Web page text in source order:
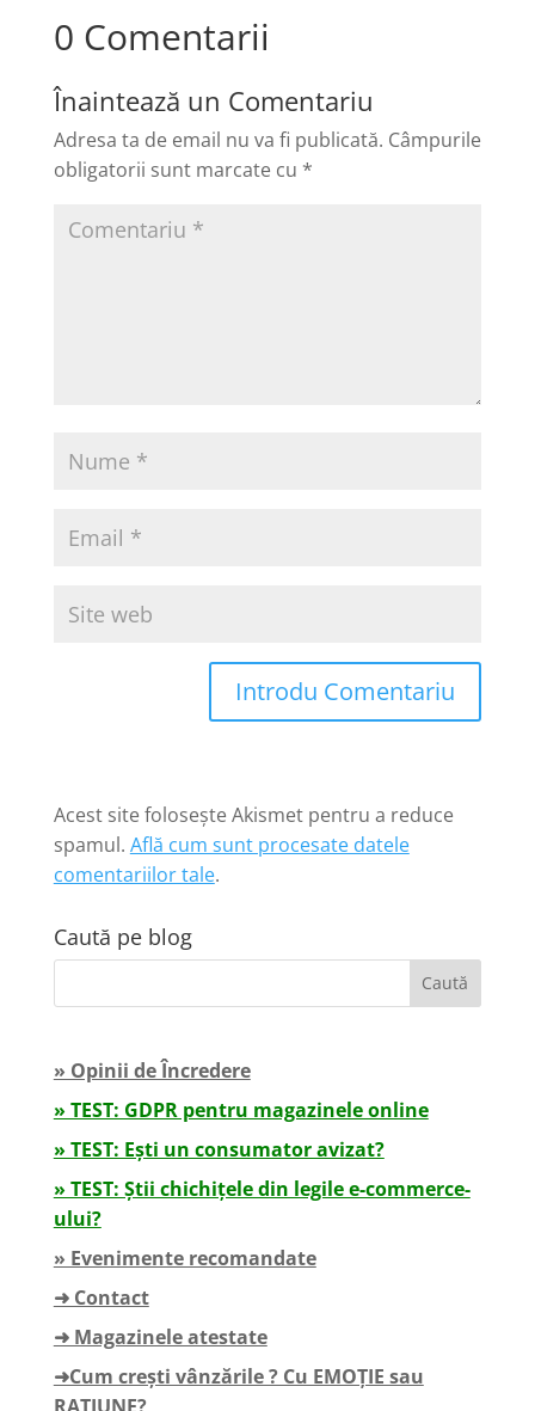
0 Comentarii
Înaintează un Comentariu
Adresa ta de email nu va fi publicată. Câmpurile
obligatorii sunt marcate cu *
Introdu Comentariu
Acest site folosește Akismet pentru a reduce
spamul. Află cum sunt procesate datele
comentariilor tale.
Caută pe blog
» Opinii de Încredere
» TEST: GDPR pentru magazinele online
» TEST: Ești un consumator avizat?
» TEST: Știi chichițele din legile e-commerce-
ului?
» Evenimente recomandate
➜ Contact
➜ Magazinele atestate
➜Cum crești vânzările ? Cu EMOȚIE sau